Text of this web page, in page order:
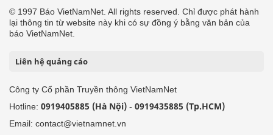
© 1997 Báo VietNamNet. All rights reserved. Chỉ được phát hành
lại thông tin từ website này khi có sự đồng ý bằng văn bản của
báo VietNamNet.
Liên hệ quảng cáo
Công ty Cổ phần Truyền thông VietNamNet
Hotline: 0919405885 (Hà Nội) - 0919435885 (Tp.HCM)
Email: contact@vietnamnet.vn